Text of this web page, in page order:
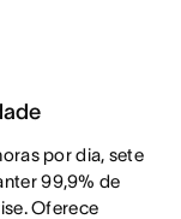
por dia, sete
99,9% de
Oferece